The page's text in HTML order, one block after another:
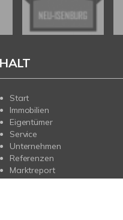
Start
Immobilien
Eigentümer
Service
Unternehmen
Referenzen
Marktreport